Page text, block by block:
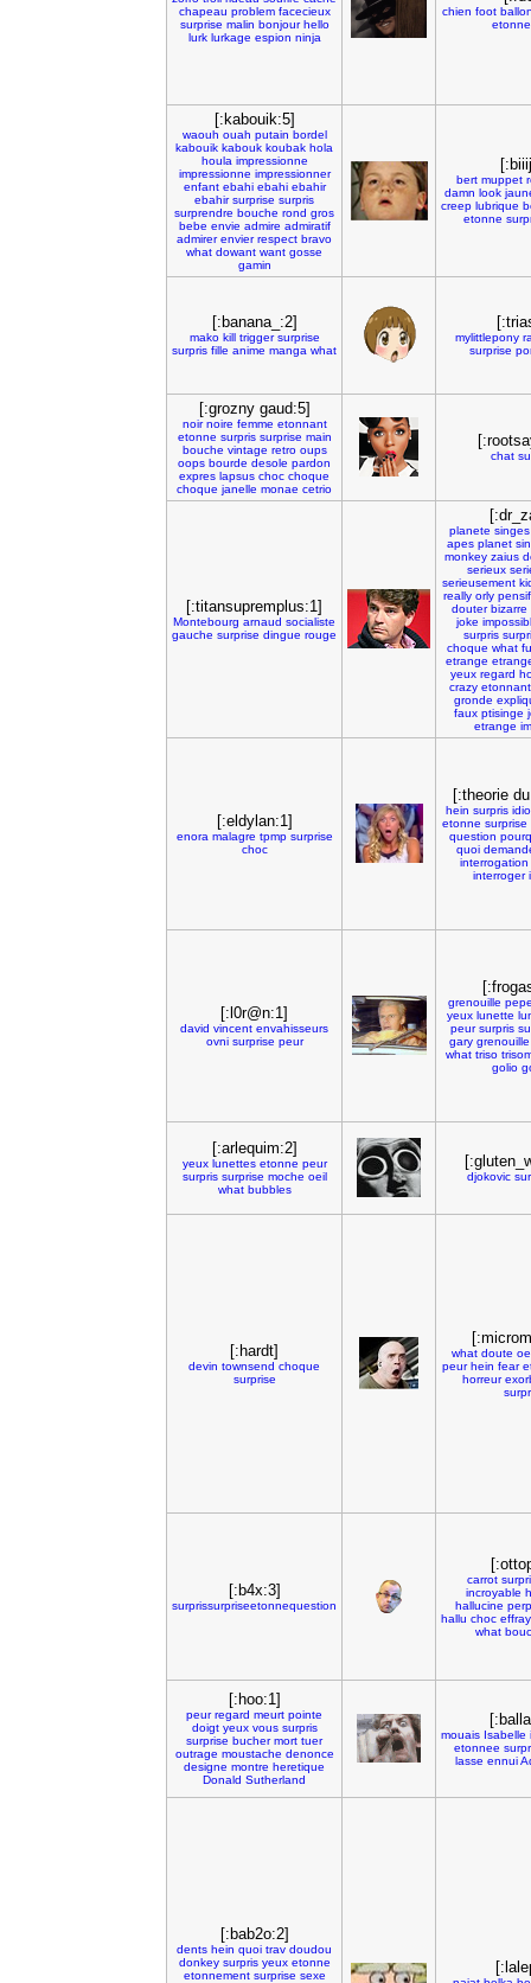
chapeau problem facecieux
surprise malin bonjour hello
lurk lurkage espion ninja
chien foot
[:kabouik:5]
waouh ouah putain bordel
kabouik kabouk koubak hola
houla impressionne
impressionne impressionner
enfant ebahi ebahi ebahir
ebahir surprise surpris
surprendre bouche rond gros
bebe envie admire admiratif
admirer envier respect bravo
what dowant want gosse
gamin
bert muppet
damn look
creep lubrique
etonne
[:banana_:2]
mako kill trigger surprise
surpris fille anime manga what
mylittlepony
surprise
[:grozny gaud:5]
noir noire femme etonnant
etonne surpris surprise main
bouche vintage retro oups
oops bourde desole pardon
expres lapsus choc choque
choque janelle monae cetrio
chat
[:titansupremplus:1]
Montebourg arnaud socialiste
gauche surprise dingue rouge
planete singes
apes planet
monkey zaius
serieux
serieusement
really orly pensif
douter bizarre
joke
surpris
choque what
etrange
yeux regard
crazy etonnant
gronde
faux ptisinge
etrange
[:eldylan:1]
enora malagre tpmp surprise
choc
[:theorie
hein surpris
etonne surprise
question
quoi
interrogation
interroger
[:l0r@n:1]
david vincent envahisseurs
ovni surprise peur
grenouille
yeux lunette
peur surpris
gary grenouille
what triso
golio
[:arlequim:2]
yeux lunettes etonne peur
surpris surprise moche oeil
what bubbles
djokovic
[:hardt]
devin townsend choque
surprise
what doute
peur hein fear
horreur
[:b4x:3]
surprissurpriseetonnequestion
carrot
incroyable
hallucine
hallu choc
what
[:hoo:1]
peur regard meurt pointe
doigt yeux vous surpris
surprise bucher mort tuer
outrage moustache denonce
designe montre heretique
Donald Sutherland
mouais Isabelle
etonnee
lasse ennui
[:bab2o:2]
dents hein quoi trav doudou
donkey surpris yeux etonne
etonnement surprise sexe